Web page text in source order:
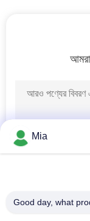
Mia
Good day, what